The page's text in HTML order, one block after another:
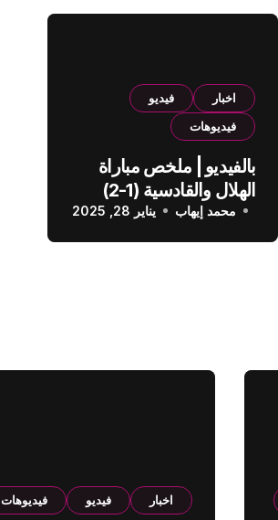
اخبار
فيديو
فيديوهات
بالفيديو | ملخص مباراة
الهلال والقادسية (1-2)
الدوري السعودي
محمد إيهاب يناير 28, 2025
اخبار فيديو فيديوهات